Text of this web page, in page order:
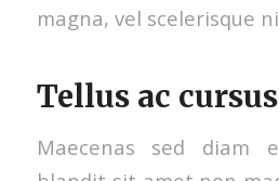
magna, vel scelerisque
Tellus ac
Maecenas sed diam